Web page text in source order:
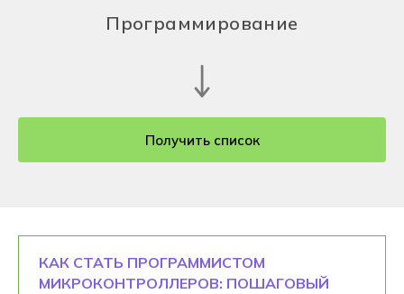
Программирование
Получить список
КАК СТАТЬ ПРОГРАММИСТОМ
МИКРОКОНТРОЛЛЕРОВ: ПОШАГОВЫЙ